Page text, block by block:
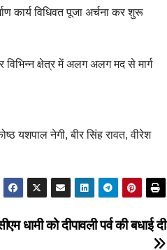
कार्य विधिवत पूजा अर्चना कर शुरू
क्षेत्र में अलग अलग मद से मार्ग
यशपाल नेगी, बीर सिंह रावत, वीरेश
धामी को दीपावली पर्व की बधाई दी